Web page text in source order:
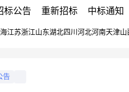
标公告 重新招标 中标通知
海江苏浙江山东湖北四川 河北河南天津山
告